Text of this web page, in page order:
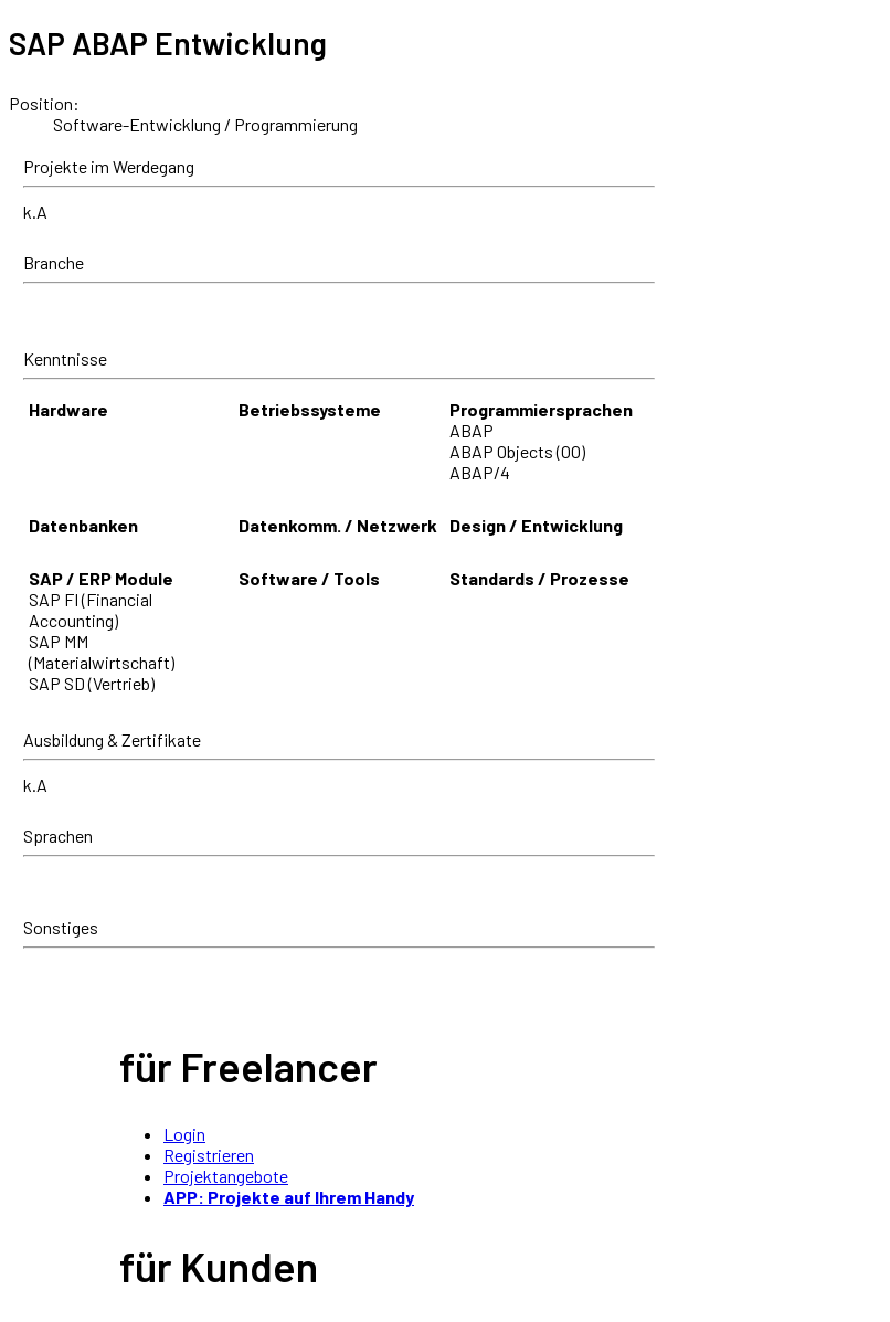
SAP ABAP Entwicklung
Position:
Software-Entwicklung / Programmierung
Projekte im Werdegang
k.A
Branche
Kenntnisse
Hardware Betriebssysteme
Programmiersprachen
ABAP
ABAP Objects (OO)
ABAP/4
Datenbanken Datenkomm. / Netzwerk Design / Entwicklung
SAP / ERP Module
SAP FI (Financial
Accounting)
SAP MM
(Materialwirtschaft)
SAP SD (Vertrieb)
Software / Tools Standards / Prozesse
Ausbildung & Zertifikate
k.A
Sprachen
Sonstiges
für Freelancer
Login
Registrieren
Projektangebote
APP: Projekte auf Ihrem Handy
für Kunden